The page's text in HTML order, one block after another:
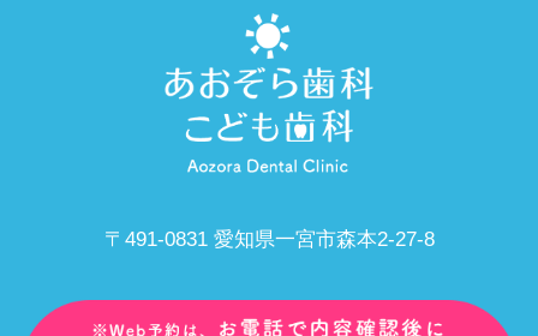
〒491-0831 愛知県一宮市森本2-27-8